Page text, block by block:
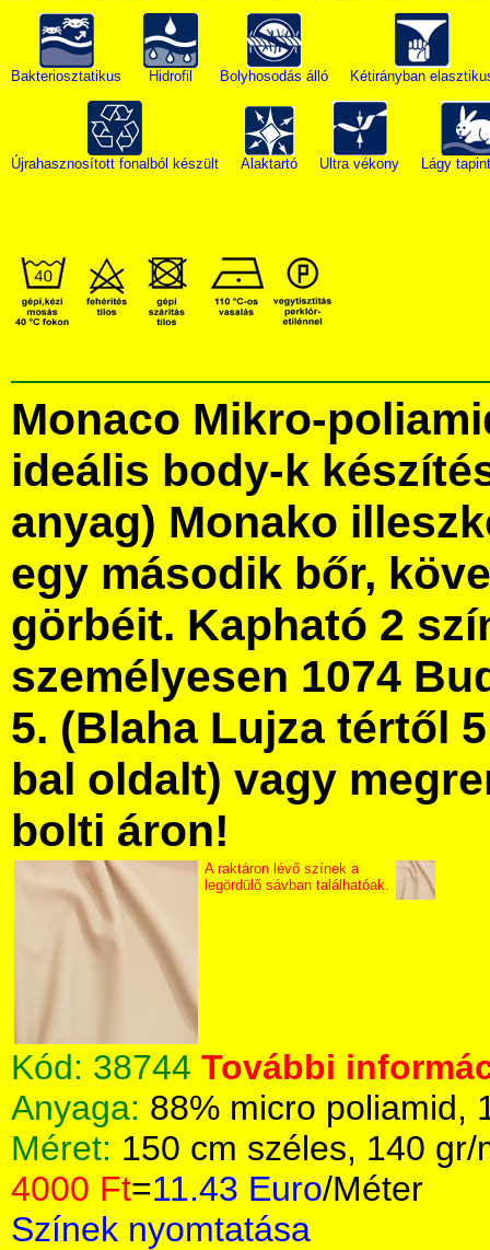
Bakteriosztatikus Hidrofil Bolyhosodás álló Kétirányban
Újrahasznosított fonalból készült Alaktartó Ultra vékony Lágy
Monaco Mikro-
ideális body-k
anyag) Monako
egy második bőr,
görbéit. Kapható 2
személyesen 1074
5. (Blaha Lujza tértől
bal oldalt) vagy
bolti áron!
A raktáron lévő színek a
legördülő sávban találhatóak.
Kód: 38744 További
Anyaga: 88% micro poliamid,
Méret: 150 cm széles, 140 gr/
4000 Ft=11.43 Euro/Méter
Színek nyomtatása